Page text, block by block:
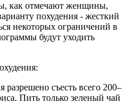
как отмечают женщины,
похудения - жесткий
некоторых ограничений в
будут уходить
съесть всего 200–
Пить только зеленый чай